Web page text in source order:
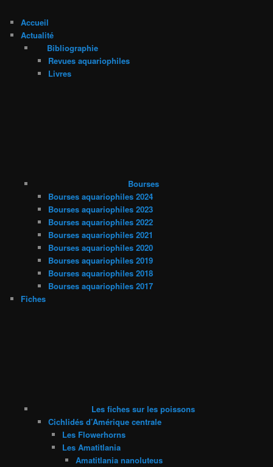
Accueil
Actualité
Bibliographie
Revues aquariophiles
Livres
Bourses
Bourses aquariophiles 2024
Bourses aquariophiles 2023
Bourses aquariophiles 2022
Bourses aquariophiles 2021
Bourses aquariophiles 2020
Bourses aquariophiles 2019
Bourses aquariophiles 2018
Bourses aquariophiles 2017
Fiches
Les fiches sur les poissons
Cichlidés d’Amérique centrale
Les Flowerhorns
Les Amatitlania
Amatitlania nanoluteus